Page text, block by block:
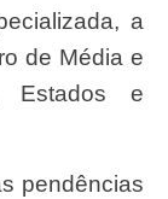
a
de Média e
Estados e